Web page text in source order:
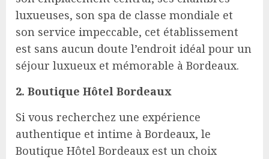
luxueuses, son spa de classe mondiale et
son service impeccable, cet établissement
est sans aucun doute l’endroit idéal pour un
séjour luxueux et mémorable à Bordeaux.
2. Boutique Hôtel Bordeaux
Si vous recherchez une expérience
authentique et intime à Bordeaux, le
Boutique Hôtel Bordeaux est un choix